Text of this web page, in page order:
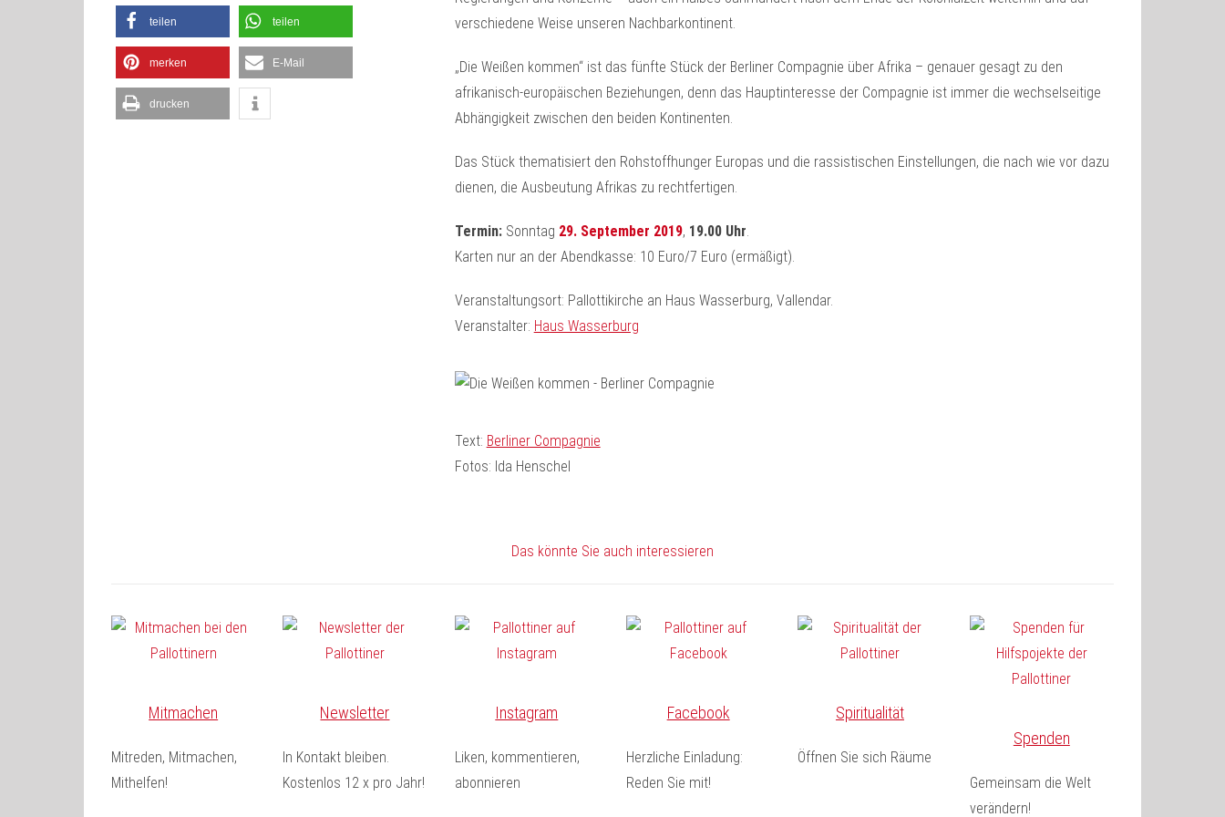
teilen teilen
merken E-Mail
drucken
verschiedene Weise unseren Nachbarkontinent.
„Die Weißen kommen“ ist das fünfte Stück der Berliner Compagnie über Afrika – genauer gesagt zu den
afrikanisch-europäischen Beziehungen, denn das Hauptinteresse der Compagnie ist immer die wechselseitige
Abhängigkeit zwischen den beiden Kontinenten.
Das Stück thematisiert den Rohstoffhunger Europas und die rassistischen Einstellungen, die nach wie vor dazu
dienen, die Ausbeutung Afrikas zu rechtfertigen.
Termin:Sonntag 29. September 2019, 19.00 Uhr.
Karten nur an der Abendkasse: 10 Euro/7 Euro (ermäßigt).
Veranstaltungsort: Pallottikirche an Haus Wasserburg, Vallendar.
Veranstalter: Haus Wasserburg
Text: Berliner Compagnie
Fotos: Ida Henschel
Das könnte Sie auch interessieren
Mitmachen
Mitreden, Mitmachen,
Mithelfen!
Newsletter
In Kontakt bleiben.
Kostenlos 12 x pro Jahr!
Instagram
Liken, kommentieren,
abonnieren
Facebook
Herzliche Einladung:
Reden Sie mit!
Spiritualität
Öffnen Sie sich Räume
Spenden
Gemeinsam die Welt
verändern!